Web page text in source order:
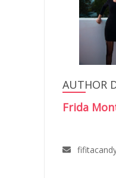
AUTHOR
Frida